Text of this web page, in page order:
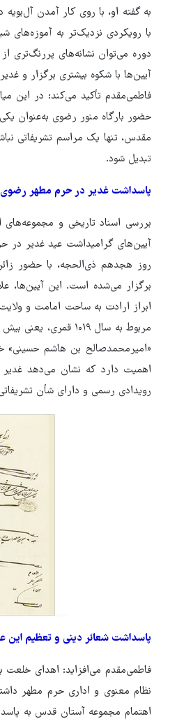
به گفته او، با روی کار آمدن
با رویکردی نزدیک‌تر به آموزه‌های
دوره می‌توان نشانه‌های پررنگ‌تری
آیین‌ها با شکوه بیشتری برگزار و
فاطمی‌مقدم تأکید می‌کند: در این
حضور بارگاه منور رضوی به‌عنوان
مقدس، تنها یک مراسم تشریفاتی
تبدیل شود.
پاسداشت غدیر در حرم مطهر رضوی
بررسی اسناد تاریخی و
آیین‌های گرامیداشت عید غدیر در
روز هجدهم ذی‌الحجه، با حضور
برگزار می‌شده است. این آیین‌ها،
ابراز ارادت به ساحت امامت و
«امیرمحمدصالح بن هاشم
اهمیت دارد که نشان می‌دهد غدیر
رویدادی رسمی و دارای شأن
پاسداشت شعائر دینی و تعظیم این
فاطمی‌مقدم می‌افزاید: اهدای خلعت
نظام معنوی و اداری حرم مطهر
اهتمام مجموعه آستان قدس به